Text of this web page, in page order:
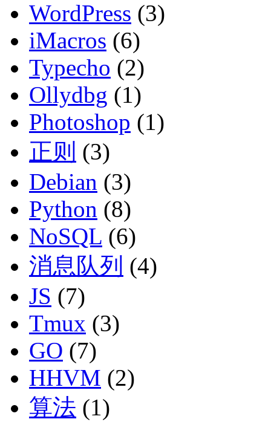
WordPress (3)
iMacros (6)
Typecho (2)
Ollydbg (1)
Photoshop (1)
正则 (3)
Debian (3)
Python (8)
NoSQL (6)
消息队列 (4)
JS (7)
Tmux (3)
GO (7)
HHVM (2)
算法 (1)